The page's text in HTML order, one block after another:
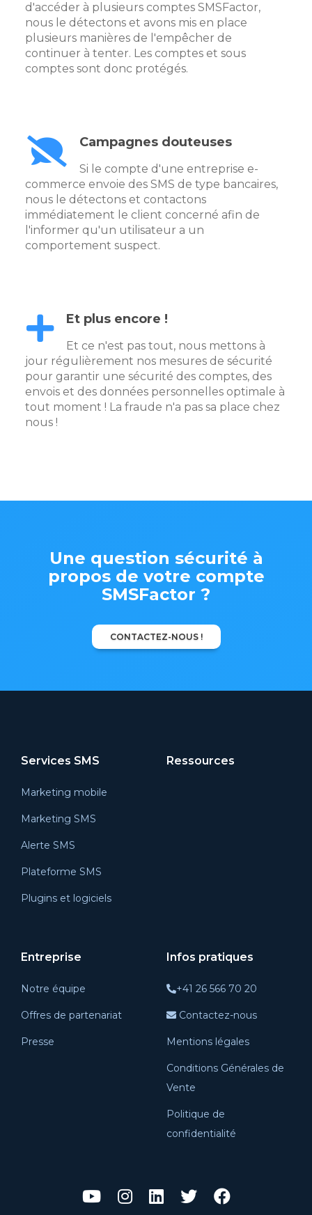
d'accéder à plusieurs comptes SMSFactor,
nous le détectons et avons mis en place
plusieurs manières de l'empêcher de
continuer à tenter. Les comptes et sous
comptes sont donc protégés.
Campagnes douteuses
Si le compte d'une entreprise e-
commerce envoie des SMS de type bancaires,
nous le détectons et contactons
immédiatement le client concerné afin de
l'informer qu'un utilisateur a un
comportement suspect.
Et plus encore !
Et ce n'est pas tout, nous mettons à
jour régulièrement nos mesures de sécurité
pour garantir une sécurité des comptes, des
envois et des données personnelles optimale à
tout moment ! La fraude n'a pas sa place chez
nous !
Une question sécurité à
propos de votre compte
SMSFactor ?
CONTACTEZ-NOUS !
Services SMS
Marketing mobile
Marketing SMS
Alerte SMS
Plateforme SMS
Plugins et logiciels
Ressources
Entreprise
Notre équipe
Offres de partenariat
Presse
Infos pratiques
+41 26 566 70 20
Contactez-nous
Mentions légales
Conditions Générales de
Vente
Politique de
confidentialité